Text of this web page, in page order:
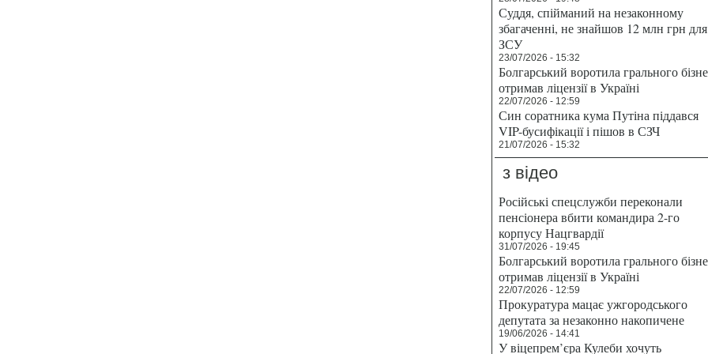
Суддя, спійманий на незаконному
збагаченні, не знайшов 12 млн грн для
ЗСУ
23/07/2026 - 15:32
Болгарський воротила грального
отримав ліцензії в Україні
22/07/2026 - 12:59
Син соратника кума Путіна піддався
VIP-бусифікації і пішов в СЗЧ
21/07/2026 - 15:32
з відео
Російські спецслужби переконали
пенсіонера вбити командира 2-го
корпусу Нацгвардії
31/07/2026 - 19:45
Болгарський воротила грального
отримав ліцензії в Україні
22/07/2026 - 12:59
Прокуратура мацає ужгородського
депутата за незаконно накопичене
19/06/2026 - 14:41
У віцепрем’єра Кулеби хочуть